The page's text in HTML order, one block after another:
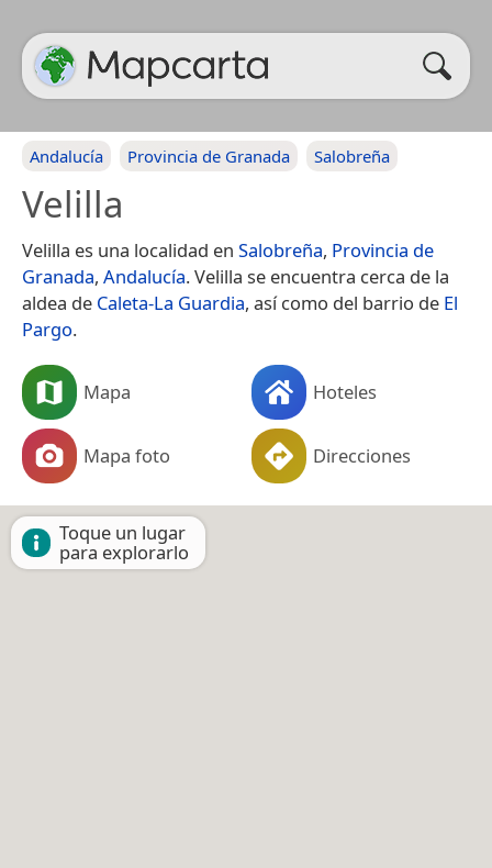
Andalucía Provincia de Granada Salobreña
Velilla
Velilla es una localidad en Salobreña, Provincia de
Granada, Andalucía. Velilla se encuentra cerca de la
aldea de Caleta-La Guardia, así como del barrio de El
Pargo.
Mapa Hoteles
Mapa foto Direcciones
Toque un lugar
para explorarlo